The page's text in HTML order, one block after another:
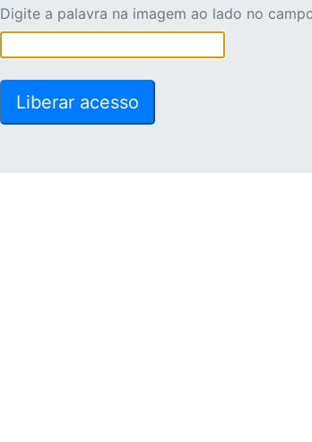
Digite a palavra na imagem ao lado no